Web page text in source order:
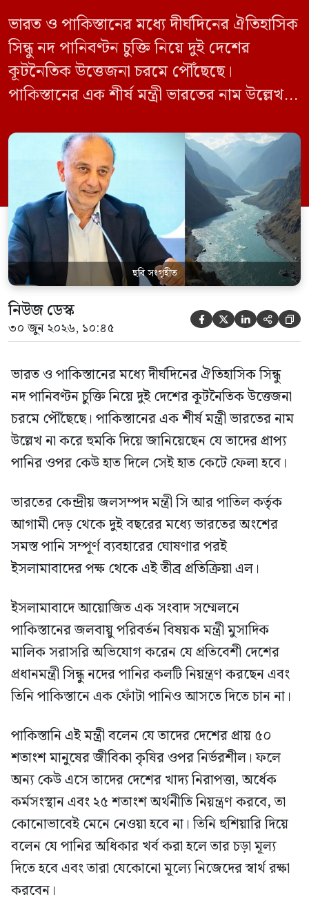
ভারত ও পাকিস্তানের মধ্যে দীর্ঘদিনের ঐতিহাসিক
সিন্ধু নদ পানিবণ্টন চুক্তি নিয়ে দুই দেশের
কূটনৈতিক উত্তেজনা চরমে পৌঁছেছে।
পাকিস্তানের এক শীর্ষ মন্ত্রী ভারতের নাম উল্লেখ না
পানির ওপর কেউ হাত দিলে সেই হাত কেটে
ফেলা হবে। ভারতের কেন্দ্রীয় জলসম্পদ মন্ত্রী সি
আর পাতিল কর্তৃক আগামী দেড় থেকে দুই বছরের
[…]
ছবি সংগৃহীত
নিউজ ডেস্ক
৩০ জুন ২০২৬, ১০:৪৫     
ভারত ও পাকিস্তানের মধ্যে দীর্ঘদিনের ঐতিহাসিক সিন্ধু
নদ পানিবণ্টন চুক্তি নিয়ে দুই দেশের কূটনৈতিক উত্তেজনা
চরমে পৌঁছেছে। পাকিস্তানের এক শীর্ষ মন্ত্রী ভারতের নাম
উল্লেখ না করে হুমকি দিয়ে জানিয়েছেন যে তাদের প্রাপ্য
পানির ওপর কেউ হাত দিলে সেই হাত কেটে ফেলা হবে।
ভারতের কেন্দ্রীয় জলসম্পদ মন্ত্রী সি আর পাতিল কর্তৃক
আগামী দেড় থেকে দুই বছরের মধ্যে ভারতের অংশের
সমস্ত পানি সম্পূর্ণ ব্যবহারের ঘোষণার পরই
ইসলামাবাদের পক্ষ থেকে এই তীব্র প্রতিক্রিয়া এল।
ইসলামাবাদে আয়োজিত এক সংবাদ সম্মেলনে
পাকিস্তানের জলবায়ু পরিবর্তন বিষয়ক মন্ত্রী মুসাদিক
মালিক সরাসরি অভিযোগ করেন যে প্রতিবেশী দেশের
প্রধানমন্ত্রী সিন্ধু নদের পানির কলটি নিয়ন্ত্রণ করছেন এবং
তিনি পাকিস্তানে এক ফোঁটা পানিও আসতে দিতে চান না।
পাকিস্তানি এই মন্ত্রী বলেন যে তাদের দেশের প্রায় ৫০
শতাংশ মানুষের জীবিকা কৃষির ওপর নির্ভরশীল। ফলে
অন্য কেউ এসে তাদের দেশের খাদ্য নিরাপত্তা, অর্ধেক
কর্মসংস্থান এবং ২৫ শতাংশ অর্থনীতি নিয়ন্ত্রণ করবে, তা
কোনোভাবেই মেনে নেওয়া হবে না। তিনি হুশিয়ারি দিয়ে
বলেন যে পানির অধিকার খর্ব করা হলে তার চড়া মূল্য
দিতে হবে এবং তারা যেকোনো মূল্যে নিজেদের স্বার্থ রক্ষা
করবেন।